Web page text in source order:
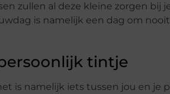
zullen al deze kleine zorgen bij
is namelijk een dag om
tintje
is namelijk iets tussen jou en je